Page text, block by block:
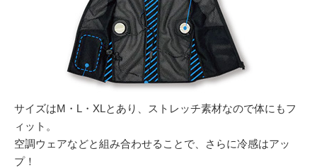
サイズはM・L・XLとあり、ストレッチ素材なので体にもフ
ィット。
空調ウェアなどと組み合わせることで、さらに冷感はアッ
プ！